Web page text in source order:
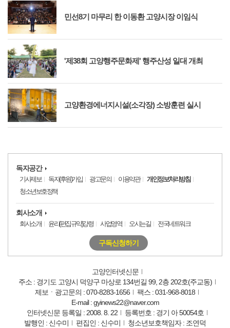
민선8기 마무리 한 이동환 고양시장 이임식
'제38회 고양행주문화제' 행주산성 일대 개최
고양환경에너지시설(소각장) 소방훈련 실시
독자공간
기사제보 독자(후원)가입 광고문의 이용약관
개인정보처리방침
청소년보호정책
회사소개
회사소개 윤리(편집규약)강령 사업영역 오시는길 전국네트워크
구독신청하기
고양인터넷신문
주소 : 경기도 고양시 덕양구 마상로 134번길 99, 2층 202호(주교동)
제보ㆍ광고문의 : 070-8283-1656
팩스 : 031-968-8018
E-mail : gyinews22@naver.com
인터넷신문 등록일 : 2008. 8. 22
등록번호 : 경기 아 50054호
발행인 : 신수미
편집인 : 신수미 청소년보호책임자 : 조연덕